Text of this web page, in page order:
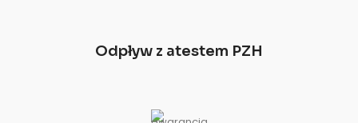
Odpływ z atestem PZH